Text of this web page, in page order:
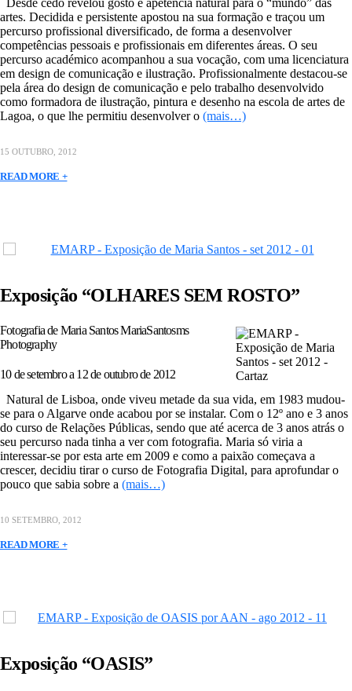
Desde cedo revelou gosto e apetência natural para o “mundo” das
artes. Decidida e persistente apostou na sua formação e traçou um
percurso profissional diversificado, de forma a desenvolver
competências pessoais e profissionais em diferentes áreas. O seu
percurso académico acompanhou a sua vocação, com uma licenciatura
em design de comunicação e ilustração. Profissionalmente destacou-se
pela área do design de comunicação e pelo trabalho desenvolvido
como formadora de ilustração, pintura e desenho na escola de artes de
Lagoa, o que lhe permitiu desenvolver o (mais…)
15 OUTUBRO, 2012
READ MORE +
Exposição “OLHARES SEM ROSTO”
Fotografia de Maria Santos MariaSantosms
Photography
10 de setembro a 12 de outubro de 2012
Natural de Lisboa, onde viveu metade da sua vida, em 1983 mudou-
se para o Algarve onde acabou por se instalar. Com o 12º ano e 3 anos
do curso de Relações Públicas, sendo que até acerca de 3 anos atrás o
seu percurso nada tinha a ver com fotografia. Maria só viria a
interessar-se por esta arte em 2009 e como a paixão começava a
crescer, decidiu tirar o curso de Fotografia Digital, para aprofundar o
pouco que sabia sobre a (mais…)
10 SETEMBRO, 2012
READ MORE +
Exposição “OASIS”